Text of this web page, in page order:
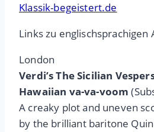
Klassik-begeistert.de
Links zu englischsprachigen
London
Verdi’s The Sicilian
Hawaiian va-va-voom
A creaky plot and uneven
by the brilliant baritone